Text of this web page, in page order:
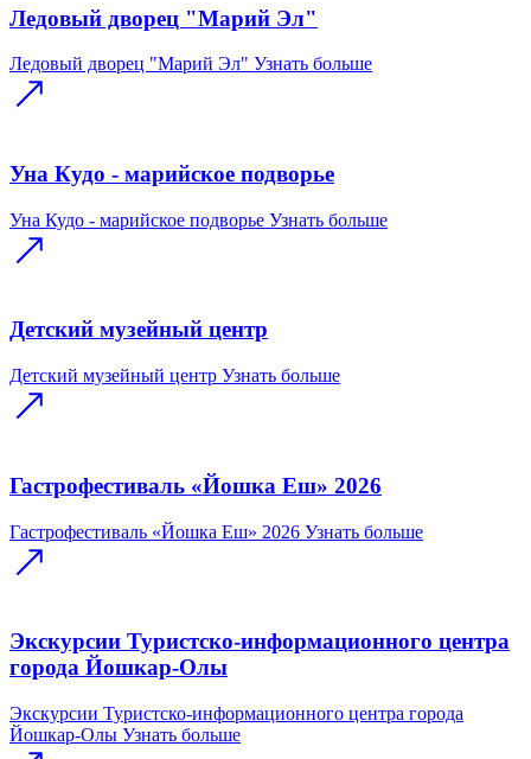
Ледовый дворец "Марий Эл"
Ледовый дворец "Марий Эл" Узнать больше
Уна Кудо - марийское подворье
Уна Кудо - марийское подворье Узнать больше
Детский музейный центр
Детский музейный центр Узнать больше
Гастрофестиваль «Йошка Еш» 2026
Гастрофестиваль «Йошка Еш» 2026 Узнать больше
Экскурсии Туристско-информационного центра
города Йошкар-Олы
Экскурсии Туристско-информационного центра города
Йошкар-Олы Узнать больше